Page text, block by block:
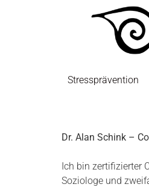
Stressprävention
Dr. Alan Schink –
Ich bin zertifizierter
Soziologe und